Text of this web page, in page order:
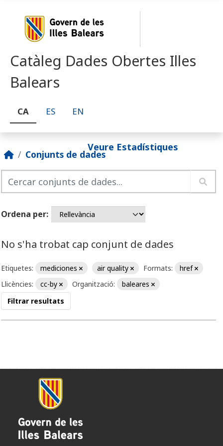
Catàleg Dades Obertes Illes
Balears
CA ES EN
Veure Estadístiques
Conjunts de dades
Ordena per
No s'ha trobat cap conjunt de dades
Etiquetes: mediciones air quality Formats:
href
Llicències:
cc-by Organització:
baleares
Filtrar resultats